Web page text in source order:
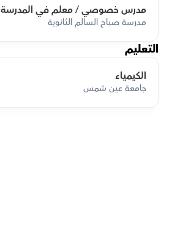
مدرس خصوصي / معلم في المدرسة
مدرسة صباح السالم الثانوية
التعليم
الكيمياء
جامعة عين شمس